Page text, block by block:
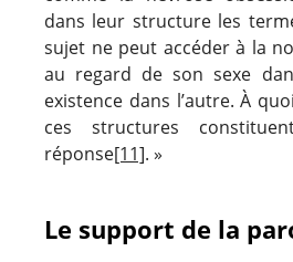
dans leur structure les
sujet ne peut accéder à la
au regard de son sexe
existence dans l’autre. À
ces structures
réponse[11]. »
Le support de la